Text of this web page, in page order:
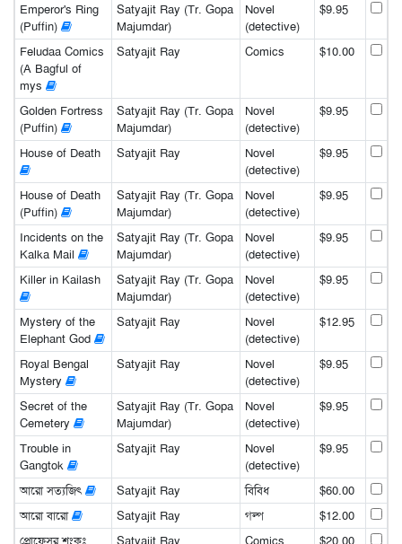
Emperor's Ring
(Puffin)
Satyajit Ray (Tr. Gopa
Majumdar)
Novel
(detective)
$9.95
Feludaa Comics
(A Bagful of
mys
Satyajit Ray Comics $10.00
Golden Fortress
(Puffin)
Satyajit Ray (Tr. Gopa
Majumdar)
Novel
(detective)
$9.95
House of Death Satyajit Ray
Novel
(detective)
$9.95
House of Death
(Puffin)
Satyajit Ray (Tr. Gopa
Majumdar)
Novel
(detective)
$9.95
Incidents on the
Kalka Mail
Satyajit Ray (Tr. Gopa
Majumdar)
Novel
(detective)
$9.95
Killer in Kailash
Satyajit Ray (Tr. Gopa
Majumdar)
Novel
(detective)
$9.95
Mystery of the
Elephant God
Satyajit Ray
Novel
(detective)
$12.95
Royal Bengal
Mystery
Satyajit Ray
Novel
(detective)
$9.95
Secret of the
Cemetery
Satyajit Ray (Tr. Gopa
Majumdar)
Novel
(detective)
$9.95
Trouble in
Gangtok
Satyajit Ray
Novel
(detective)
$9.95
আরো সত্যজিৎ Satyajit Ray বিবিধ
$60.00
আরো বারো
Satyajit Ray গল্প
$12.00
প্রোফেসর শংকুঃ
Satyajit Ray Comics $20.00